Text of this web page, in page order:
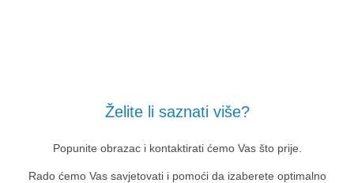
Želite li saznati više?
Popunite obrazac i kontaktirati ćemo Vas što prije.
Rado ćemo Vas savjetovati i pomoći da izaberete optimalno